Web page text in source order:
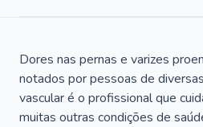
Dores nas pernas e varizes
notados por pessoas de
vascular é o profissional que
muitas outras condições de